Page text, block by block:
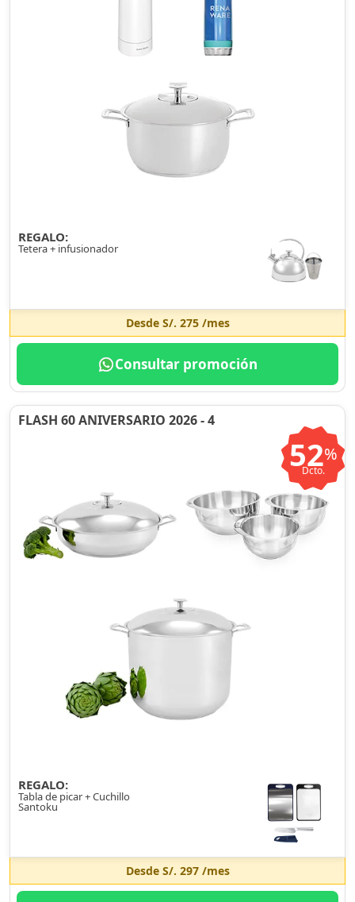
REGALO:
Tetera + infusionador
Desde S/. 275/mes
Consultar promoción
FLASH 60 ANIVERSARIO 2026 - 4
52%
Dcto.
REGALO:
Tabla de picar + Cuchillo
Santoku
Desde S/. 297/mes